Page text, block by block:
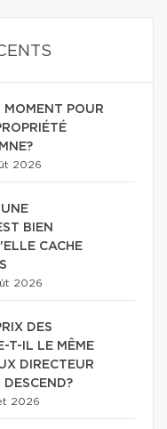
MOMENT POUR
2026
BIEN
CACHE
2026
DES
T-IL LE MÊME
DIRECTEUR
2026